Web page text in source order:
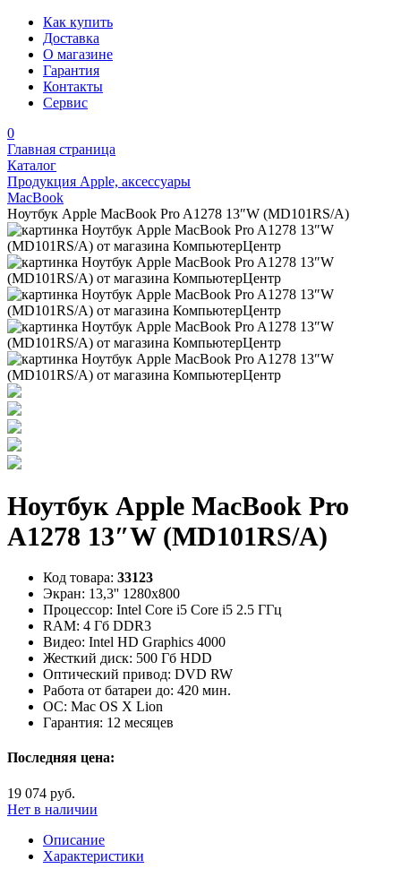
Как купить
Доставка
О магазине
Гарантия
Контакты
Сервис
0
Главная страница
Каталог
Продукция Apple, аксессуары
MacBook
Ноутбук Apple MacBook Pro A1278 13″W (MD101RS/A)
Ноутбук Apple MacBook Pro
A1278 13″W (MD101RS/A)
Код товара: 33123
Экран: 13,3'' 1280x800
Процессор: Intel Core i5 Core i5 2.5 ГГц
RAM: 4 Гб DDR3
Видео: Intel HD Graphics 4000
Жесткий диск: 500 Гб HDD
Оптический привод: DVD RW
Работа от батареи до: 420 мин.
ОС: Mac OS X Lion
Гарантия: 12 месяцев
Последняя цена:
19 074 руб.
Нет в наличии
Описание
Характеристики